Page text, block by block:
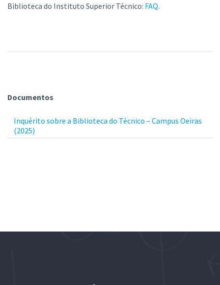
Biblioteca do Instituto Superior Técnico: FAQ.
Documentos
Inquérito sobre a Biblioteca do Técnico – Campus Oeiras
(2025)